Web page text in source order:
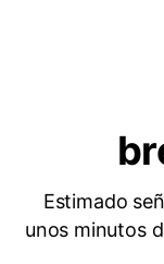
Estimado
unos minutos